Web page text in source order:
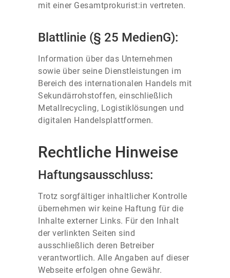
mit einer Gesamtprokurist:in vertreten.
Blattlinie (§ 25 MedienG):
Information über das Unternehmen
sowie über seine Dienstleistungen im
Bereich des internationalen Handels mit
Sekundärrohstoffen, einschließlich
Metallrecycling, Logistiklösungen und
digitalen Handelsplattformen.
Rechtliche Hinweise
Haftungsausschluss:
Trotz sorgfältiger inhaltlicher Kontrolle
übernehmen wir keine Haftung für die
Inhalte externer Links. Für den Inhalt
der verlinkten Seiten sind
ausschließlich deren Betreiber
verantwortlich. Alle Angaben auf dieser
Webseite erfolgen ohne Gewähr.